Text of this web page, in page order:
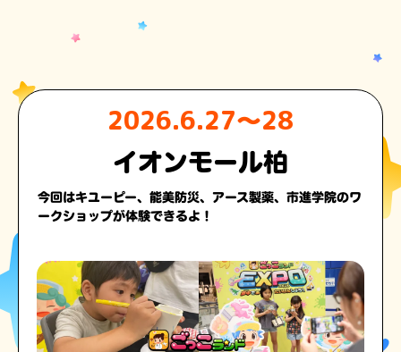
2026.6.27〜28
イオンモール柏
今回はキユーピー、能美防災、アース製薬、市進学院のワ
ークショップが体験できるよ！